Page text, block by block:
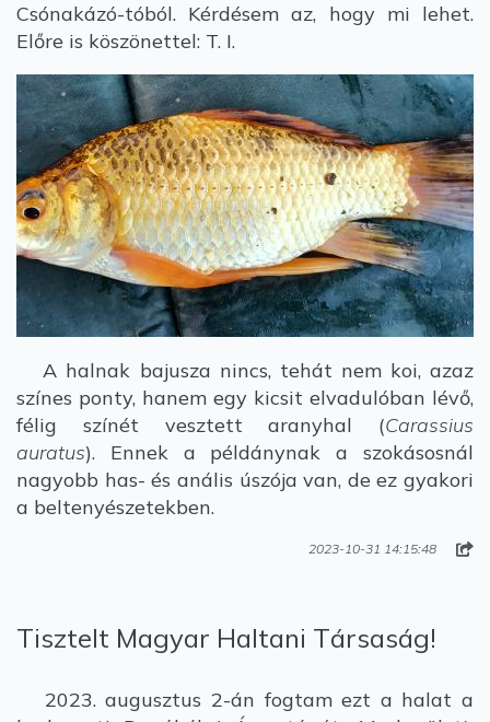
Csónakázó-tóból. Kérdésem az, hogy mi lehet.
Előre is köszönettel: T. I.
A halnak bajusza nincs, tehát nem koi, azaz
színes ponty, hanem egy kicsit elvadulóban lévő,
félig színét vesztett aranyhal (Carassius
auratus). Ennek a példánynak a szokásosnál
nagyobb has- és anális úszója van, de ez gyakori
a beltenyészetekben.
2023-10-31 14:15:48
Tisztelt Magyar Haltani Társaság!
2023. augusztus 2-án fogtam ezt a halat a